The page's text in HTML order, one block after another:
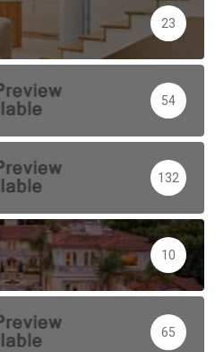
23
54
132
10
65